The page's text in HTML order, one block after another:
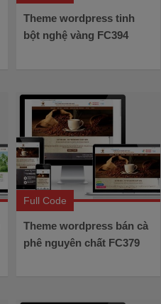
Theme wordpress tinh
bột nghệ vàng FC394
Full Code
Theme wordpress bán cà
phê nguyên chất FC379